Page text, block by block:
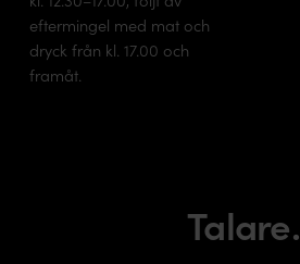
eftermingel med mat och
dryck från kl. 17.00 och
framåt.
Talare.